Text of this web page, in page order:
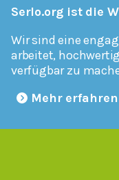
Serlo.org ist die
Wir sind eine
arbeitet,
verfügbar zu
Mehr erfahren